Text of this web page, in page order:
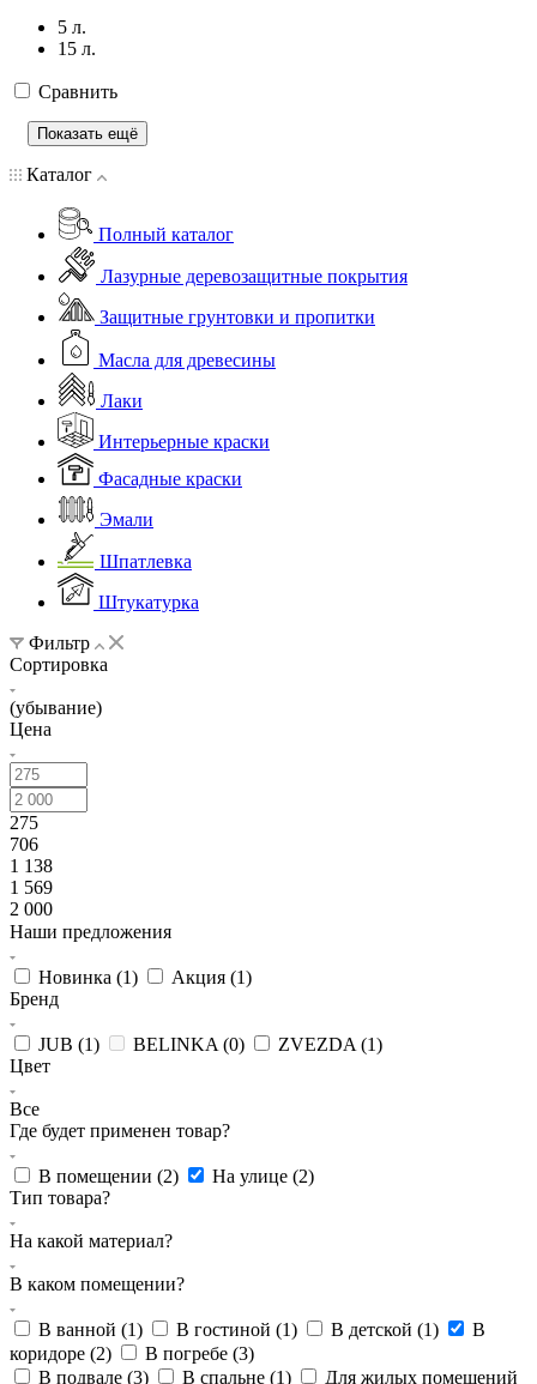
5 л.
15 л.
Сравнить
Показать ещё
Каталог
Полный каталог
Лазурные деревозащитные покрытия
Защитные грунтовки и пропитки
Масла для древесины
Лаки
Интерьерные краски
Фасадные краски
Эмали
Шпатлевка
Штукатурка
Фильтр
Сортировка
(убывание)
Цена
275
706
1 138
1 569
2 000
Наши предложения
Новинка (1) Акция (1)
Бренд
JUB (1) BELINKA (0) ZVEZDA (1)
Цвет
Все
Где будет применен товар?
В помещении (2) На улице (2)
Тип товара?
На какой материал?
В каком помещении?
В ванной (1) В гостиной (1) В детской (1)
В
коридоре (2) В погребе (3)
В подвале (3) В спальне (1)
Для жилых помещений